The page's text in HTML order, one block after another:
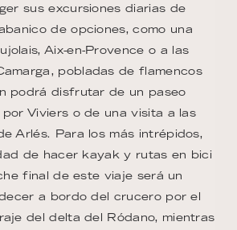
sus excursiones diarias de
de opciones, como una
Aix-en-Provence o a las
pobladas de flamencos
podrá disfrutar de un paseo
Viviers o de una visita a las
Arlés. Para los más intrépidos,
de hacer kayak y rutas en bici
final de este viaje será un
a bordo del crucero por el
del delta del Ródano, mientras